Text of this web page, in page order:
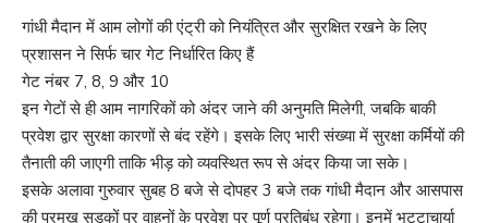
गांधी मैदान में आम लोगों की एंट्री को नियंत्रित और सुरक्षित रखने के लिए
प्रशासन ने सिर्फ चार गेट निर्धारित किए हैं
गेट नंबर 7, 8, 9 और 10
इन गेटों से ही आम नागरिकों को अंदर जाने की अनुमति मिलेगी, जबकि बाकी
प्रवेश द्वार सुरक्षा कारणों से बंद रहेंगे। इसके लिए भारी संख्या में सुरक्षा कर्मियों की
तैनाती की जाएगी ताकि भीड़ को व्यवस्थित रूप से अंदर किया जा सके।
इसके अलावा गुरुवार सुबह 8 बजे से दोपहर 3 बजे तक गांधी मैदान और आसपास
की प्रमुख सड़कों पर वाहनों के प्रवेश पर पूर्ण प्रतिबंध रहेगा। इनमें भट्टाचार्या